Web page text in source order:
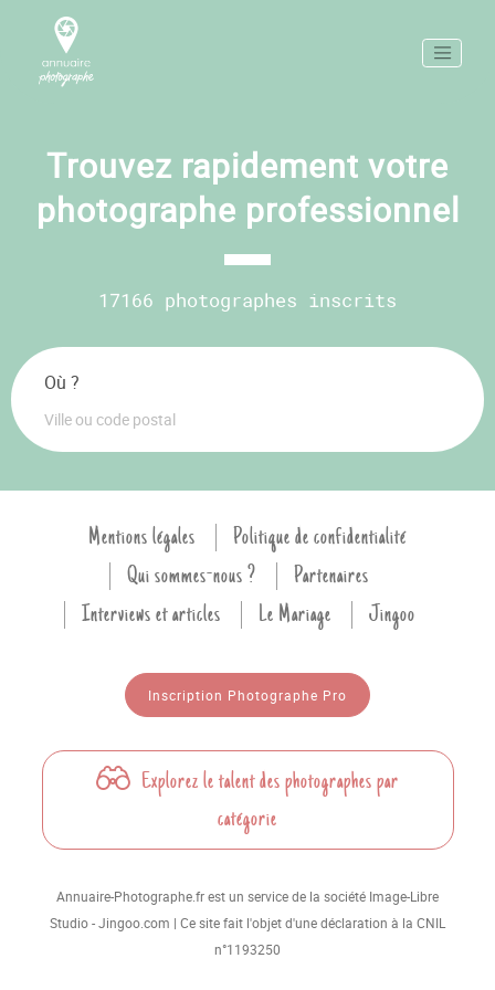
Trouvez rapidement votre
photographe professionnel
17166 photographes inscrits
Où ?
Mentions légales
Politique de confidentialité
Qui sommes-nous ?
Partenaires
Interviews et articles
Le Mariage Jingoo
Inscription Photographe Pro
Explorez le talent des photographes par
catégorie
Annuaire-Photographe.fr est un service de la société Image-Libre
Studio - Jingoo.com | Ce site fait l'objet d'une déclaration à la CNIL
n°1193250